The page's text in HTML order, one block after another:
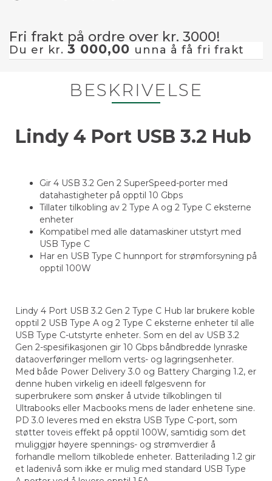
Fri frakt på ordre over kr. 3000!
Du er kr. 3 000,00 unna å få fri frakt
BESKRIVELSE
Lindy 4 Port USB 3.2 Hub
Gir 4 USB 3.2 Gen 2 SuperSpeed-porter med
datahastigheter på opptil 10 Gbps
Tillater tilkobling av 2 Type A og 2 Type C eksterne
enheter
Kompatibel med alle datamaskiner utstyrt med
USB Type C
Har en USB Type C hunnport for strømforsyning på
opptil 100W
Lindy 4 Port USB 3.2 Gen 2 Type C Hub lar brukere koble
opptil 2 USB Type A og 2 Type C eksterne enheter til alle
USB Type C-utstyrte enheter. Som en del av USB 3.2
Gen 2-spesifikasjonen gir 10 Gbps båndbredde lynraske
dataoverføringer mellom verts- og lagringsenheter.
Med både Power Delivery 3.0 og Battery Charging 1.2, er
denne huben virkelig en ideell følgesvenn for
superbrukere som ønsker å utvide tilkoblingen til
Ultrabooks eller Macbooks mens de lader enhetene sine.
PD 3.0 leveres med en ekstra USB Type C-port, som
støtter toveis effekt på opptil 100W, samtidig som det
muliggjør høyere spennings- og strømverdier å
forhandle mellom tilkoblede enheter. Batterilading 1.2 gir
et ladenivå som ikke er mulig med standard USB Type